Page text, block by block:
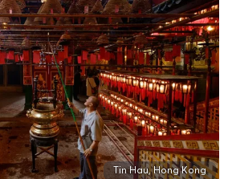
Tin Hau, Hong Kong